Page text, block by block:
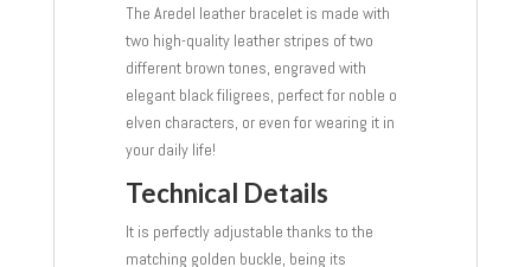
The Aredel leather bracelet is made with
two high-quality leather stripes of two
different brown tones, engraved with
elegant black filigrees, perfect for noble o
elven characters, or even for wearing it in
your daily life!
Technical Details
It is perfectly adjustable thanks to the
matching golden buckle, being its